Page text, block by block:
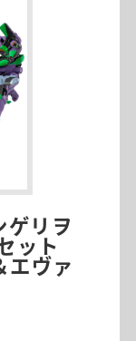
ゲリヲ
ット
エヴァ